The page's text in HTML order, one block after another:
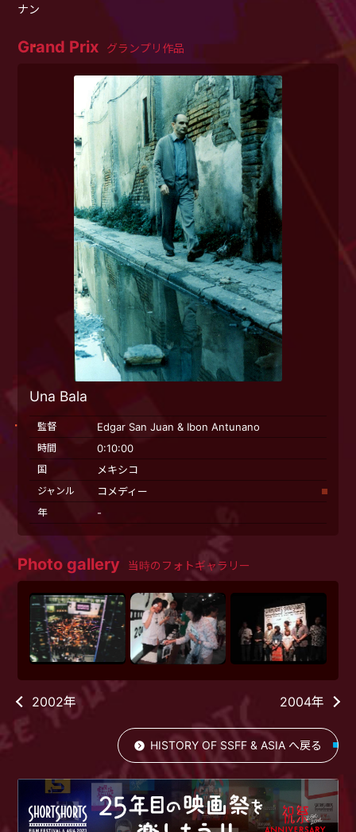
ナン
Grand Prix グランプリ作品
Una Bala
監督 Edgar San Juan & Ibon Antunano
時間 0:10:00
国 メキシコ
ジャンル コメディー
年 -
Photo gallery 当時のフォトギャラリー
2002年 2004年
HISTORY OF SSFF & ASIA へ戻る